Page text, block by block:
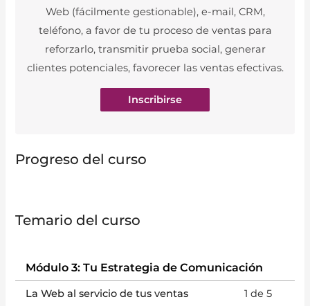
Web (fácilmente gestionable), e-mail, CRM,
teléfono, a favor de tu proceso de ventas para
reforzarlo, transmitir prueba social, generar
clientes potenciales, favorecer las ventas efectivas.
Inscribirse
Progreso del curso
Temario del curso
Módulo 3: Tu Estrategia de Comunicación
1 de 5
La Web al servicio de tus ventas